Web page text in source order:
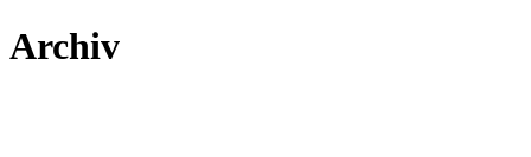
Archiv